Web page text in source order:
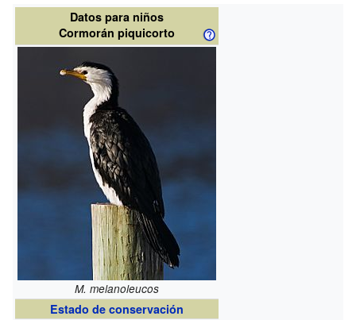
Datos para niños
Cormorán piquicorto
M. melanoleucos
Estado de conservación